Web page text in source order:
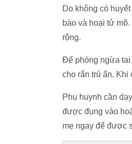
Do không có
bào và hoại tử
rộng.
Để phòng ngừa tai
cho rắn trú ẩn.
Phụ huynh cần
được đụng vào
mẹ ngay để được